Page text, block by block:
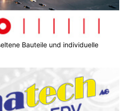
Bauteile und individuelle